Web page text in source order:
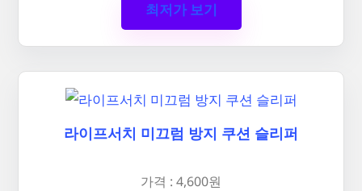
최저가 보기
라이프서치 미끄럼 방지 쿠션 슬리퍼
가격 : 4,600원